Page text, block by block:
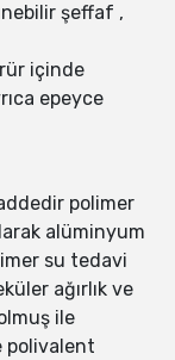
şeffaf ,
içinde
epeyce
polimer
alüminyum
su tedavi
ağırlık ve
ile
polivalent